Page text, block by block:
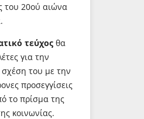
του 20ού αιώνα
τεύχος θα
για την
του με την
προσεγγίσεις
το πρίσμα της
κοινωνίας.